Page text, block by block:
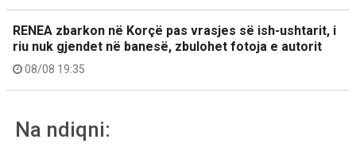
RENEA zbarkon në Korçë pas vrasjes së ish-ushtarit, i
riu nuk gjendet në banesë, zbulohet fotoja e autorit
08/08 19:35
Na ndiqni: